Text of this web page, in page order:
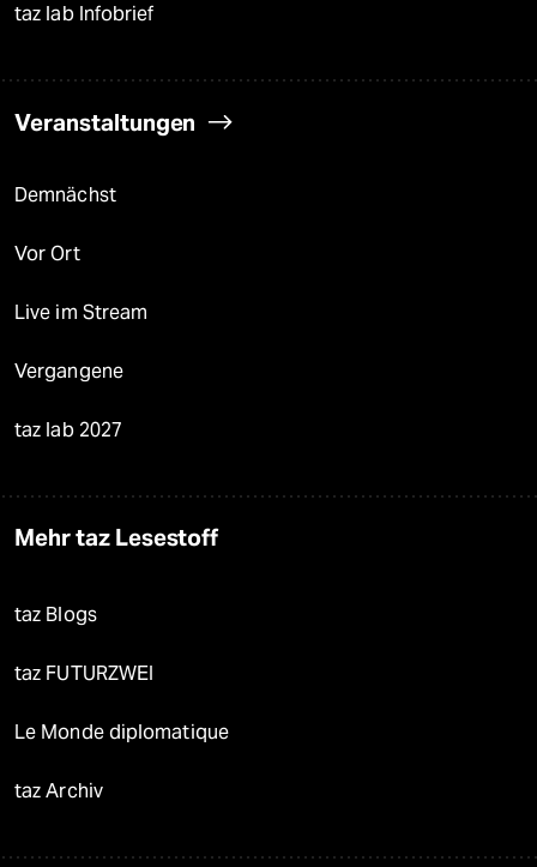
taz lab Infobrief
Veranstaltungen
Demnächst
Vor Ort
Live im Stream
Vergangene
taz lab 2027
Mehr taz Lesestoff
taz Blogs
taz FUTURZWEI
Le Monde diplomatique
taz Archiv